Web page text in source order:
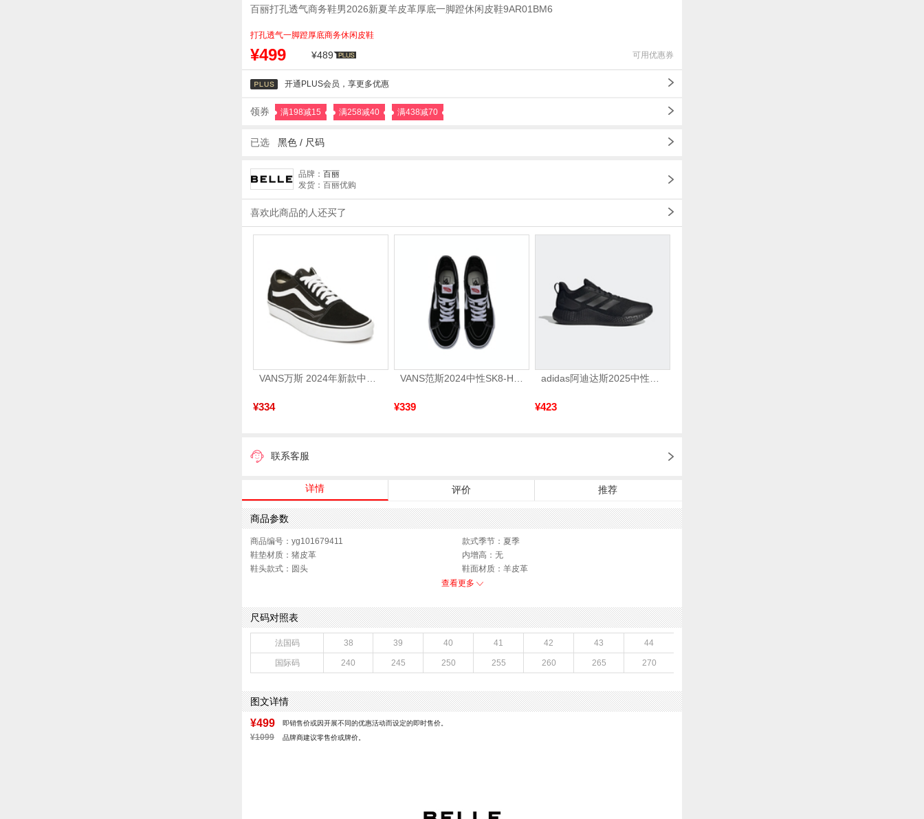
百丽打孔透气商务鞋男2026新夏羊皮革厚底一脚蹬休闲皮鞋9AR01BM6
打孔透气一脚蹬厚底商务休闲皮鞋
¥499 ¥489 可用优惠券
开通PLUS会员，享更多优惠
领券 满198减15 满258减40 满438减70
已选 黑色 / 尺码
品牌： 百丽
发货：百丽优购
喜欢此商品的人还买了
¥334 ¥339 ¥423
联系客服
详情 评价 推荐
商品参数
商品编号：yg101679411
款式季节：夏季
鞋垫材质：猪皮革
内增高：无
鞋头款式：圆头
鞋面材质：羊皮革
制鞋工艺：车线胶粘
40码鞋宽参考(男)：11CM
性别：男子
上市时间：2026年夏季
鞋帮：低帮
鞋底材质：发泡底
里料材质：猪皮革
40码鞋长参考(男)：29CM
色系：黑色
鞋类流行款式：商务休闲鞋
流行元素：素面
查看更多
尺码对照表
法国码 38 39 40 41 42 43 44
国际码 240 245 250 255 260 265 270
图文详情
¥499 即销售价或因开展不同的优惠活动而设定的即时售价。
¥1099 品牌商建议零售价或牌价。